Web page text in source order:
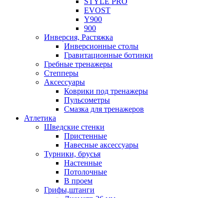
EVOST
Y900
900
Инверсия, Растяжка
Инверсионные столы
Гравитационные ботинки
Гребные тренажеры
Степперы
Аксессуары
Коврики под тренажеры
Пульсометры
Смазка для тренажеров
Атлетика
Шведские стенки
Пристенные
Навесные аксессуары
Турники, брусья
Настенные
Потолочные
В проем
Грифы,штанги